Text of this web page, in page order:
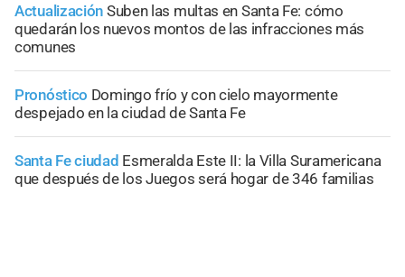
Actualización Suben las multas en Santa Fe: cómo
quedarán los nuevos montos de las infracciones más
comunes
Pronóstico Domingo frío y con cielo mayormente
despejado en la ciudad de Santa Fe
Santa Fe ciudad Esmeralda Este II: la Villa Suramericana
que después de los Juegos será hogar de 346 familias